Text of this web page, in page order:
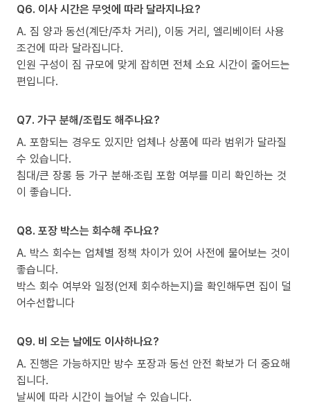
Q6. 이사 시간은 무엇에 따라 달라지나요?
A. 짐 양과 동선(계단/주차 거리), 이동 거리, 엘리베이터 사용
조건에 따라 달라집니다.
인원 구성이 짐 규모에 맞게 잡히면 전체 소요 시간이 줄어드는
편입니다.
Q7. 가구 분해/조립도 해주나요?
A. 포함되는 경우도 있지만 업체나 상품에 따라 범위가 달라질
수 있습니다.
침대/큰 장롱 등 가구 분해·조립 포함 여부를 미리 확인하는 것
이 좋습니다.
Q8. 포장 박스는 회수해 주나요?
A. 박스 회수는 업체별 정책 차이가 있어 사전에 물어보는 것이
좋습니다.
박스 회수 여부와 일정(언제 회수하는지)을 확인해두면 집이 덜
어수선합니다
Q9. 비 오는 날에도 이사하나요?
A. 진행은 가능하지만 방수 포장과 동선 안전 확보가 더 중요해
집니다.
날씨에 따라 시간이 늘어날 수 있습니다.